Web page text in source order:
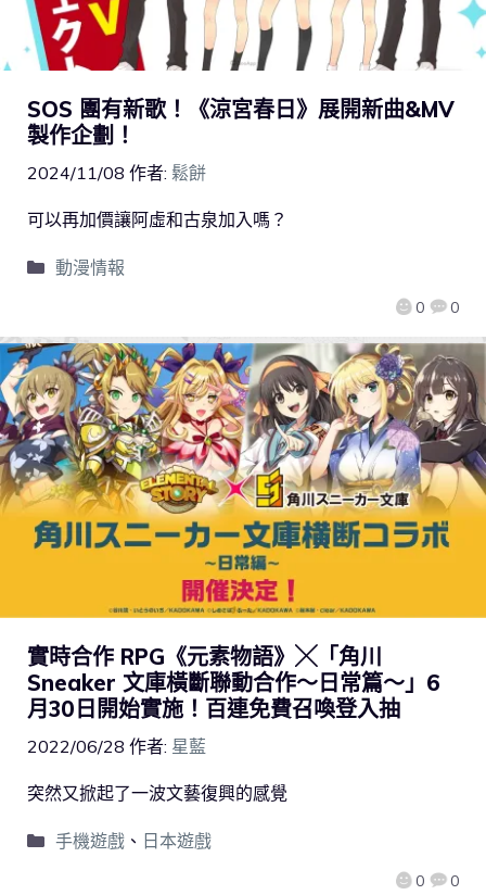
SOS 團有新歌！《涼宮春日》展開新曲&MV
製作企劃！
2024/11/08 作者: 鬆餅
0 0
可以再加價讓阿虛和古泉加入嗎？
動漫情報
實時合作 RPG《元素物語》╳「角川
Sneaker 文庫橫斷聯動合作～日常篇～」6
月30日開始實施！百連免費召喚登入抽
2022/06/28 作者: 星藍
0 0
突然又掀起了一波文藝復興的感覺
手機遊戲、 日本遊戲